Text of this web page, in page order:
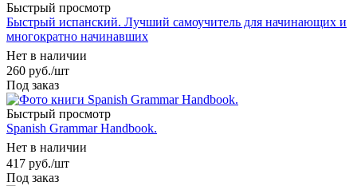
Быстрый просмотр
Быстрый испанский. Лучший самоучитель для начинающих и
многократно начинавших
Нет в наличии
260 руб./шт
Под заказ
Быстрый просмотр
Spanish Grammar Handbook.
Нет в наличии
417 руб./шт
Под заказ